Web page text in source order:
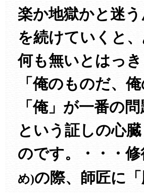
楽か地獄かと迷
を続けていくと
何も無いとはっ
「俺のものだ、
「俺」が一番の
という証しの心
のです。・・・
め)の際、師匠に「